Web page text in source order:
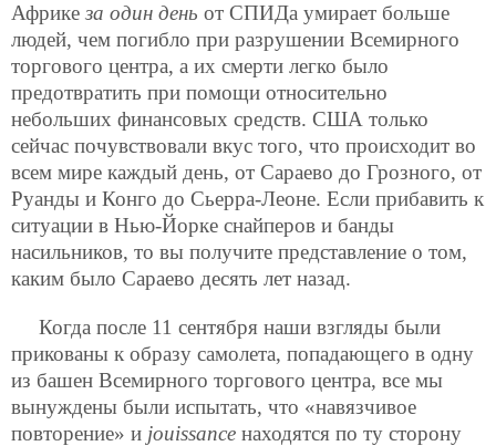
Африке за один день от СПИДа умирает больше
людей, чем погибло при разрушении Всемирного
торгового центра, а их смерти легко было
предотвратить при помощи относительно
небольших финансовых средств. США только
сейчас почувствовали вкус того, что происходит во
всем мире каждый день, от Сараево до Грозного, от
Руанды и Конго до Сьерра-Леоне. Если прибавить к
ситуации в Нью-Йорке снайперов и банды
насильников, то вы получите представление о том,
каким было Сараево десять лет назад.
Когда после 11 сентября наши взгляды были
прикованы к образу самолета, попадающего в одну
из башен Всемирного торгового центра, все мы
вынуждены были испытать, что «навязчивое
повторение» и jouissance находятся по ту сторону